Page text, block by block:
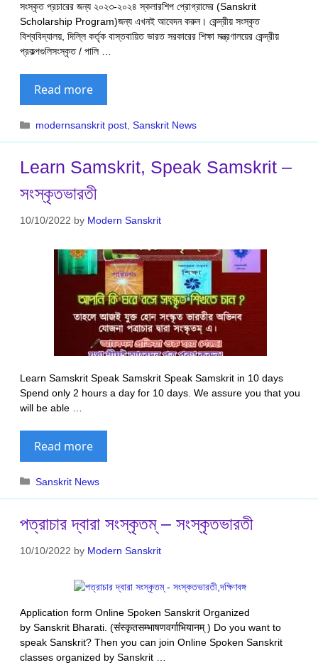
সংস্কৃত প্রচারের জন্য ২০২৩-২০২৪ স্কলারশিপ প্রোগ্রামের (Sanskrit
Scholarship Program)জন্য এখনই আবেদন করুন। কেন্দ্রীয় সংস্কৃত
বিশ্ববিদ্যালয়, দিল্লি কর্তৃক বাস্তবায়িত ভারত সরকারের শিক্ষা মন্ত্রণালয়ের কেন্দ্রীয়
প্রকল্পগুলিসংস্কৃত / পালি …
Read more
Categories
modernsanskrit post ,Sanskrit News
Learn Samskrit, Speak Samskrit –
সংস্কৃতভারতী
10/10/2022 by Modern Sanskrit
Learn Samskrit Speak Samskrit Speak Samskrit in 10 days
Spend only 2 hours a day for 10 days. We assure you that you
will be able …
Read more
Categories
Sanskrit News
পত্রাচার দ্বারা সংস্কৃতম্ – সংস্কৃতভারতী
10/10/2022 by Modern Sanskrit
Application form Online Spoken Sanskrit Organized
by Sanskrit Bharati. (संस्कृतसम्भाषणवर्गाभियानम् ) Do you want to
speak Sanskrit? Then you can join Online Spoken Sanskrit
classes organized by Sanskrit …